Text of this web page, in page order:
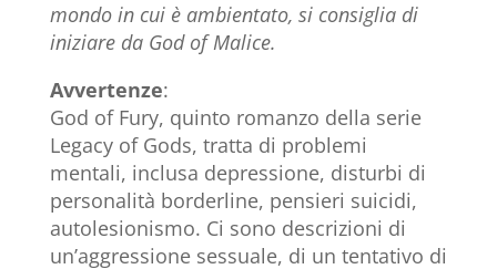
mondo in cui è ambientato, si consiglia di
iniziare da God of Malice.
Avvertenze:
God of Fury, quinto romanzo della serie
Legacy of Gods, tratta di problemi
mentali, inclusa depressione, disturbi di
personalità borderline, pensieri suicidi,
autolesionismo. Ci sono descrizioni di
un’aggressione sessuale, di un tentativo di